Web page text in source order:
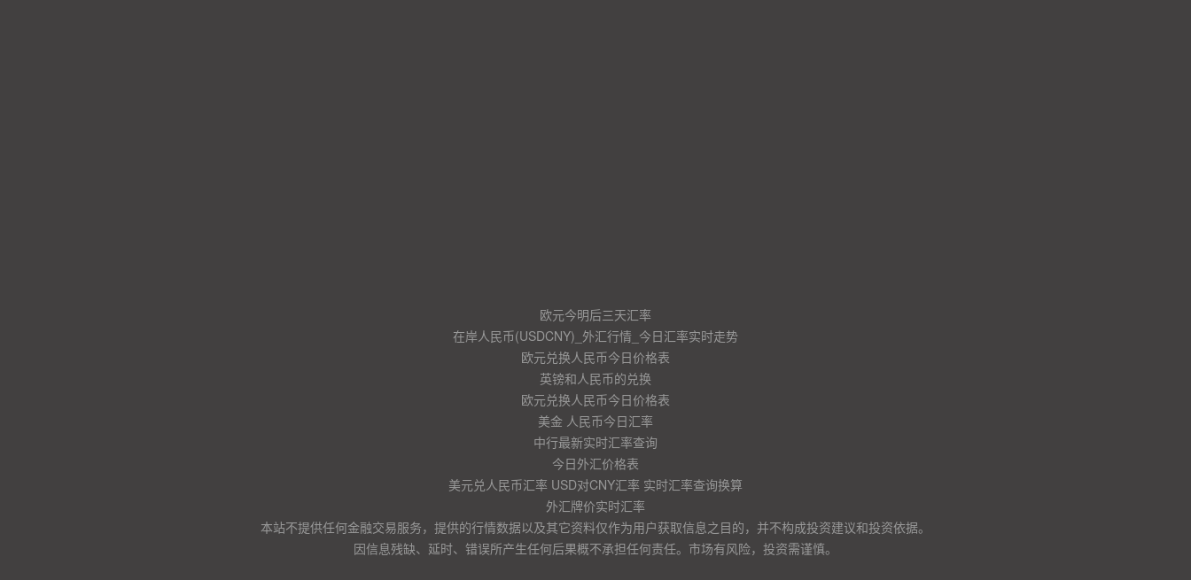
欧元今明后三天汇率
在岸人民币(USDCNY)_外汇行情_今日汇率实时走势
欧元兑换人民币今日价格表
英镑和人民币的兑换
欧元兑换人民币今日价格表
美金 人民币今日汇率
中行最新实时汇率查询
今日外汇价格表
美元兑人民币汇率 USD对CNY汇率 实时汇率查询换算
外汇牌价实时汇率
本站不提供任何金融交易服务，提供的行情数据以及其它资料仅作为用户获取信息之目的，并不构成投资建议和投资依据。
因信息残缺、延时、错误所产生任何后果概不承担任何责任。市场有风险，投资需谨慎。